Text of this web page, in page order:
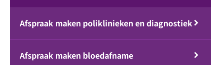
Afspraak maken poliklinieken en diagnostiek
Afspraak maken bloedafname